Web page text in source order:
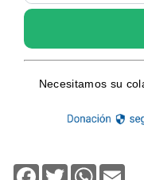
Facebook
TwitterWhatsApp